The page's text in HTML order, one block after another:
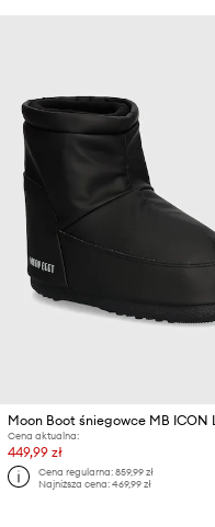
Cena aktualna:
449,99 zł
Cena regularna: 859,99 zł
Najniższa cena: 469,99 zł